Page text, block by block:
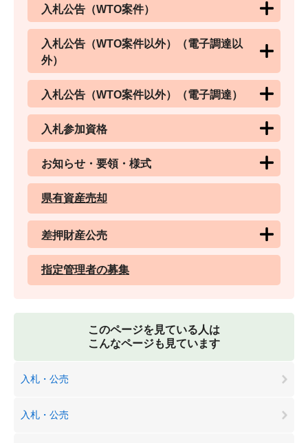
入札公告（WTO案件）
入札公告（WTO案件以外）（電子調達以
外）
入札公告（WTO案件以外）（電子調達）
入札参加資格
お知らせ・要領・様式
県有資産売却
差押財産公売
指定管理者の募集
このページを見ている人は
こんなページも見ています
入札・公売
入札・公売